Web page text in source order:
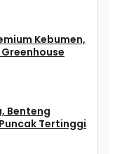
Kebumen,
Benteng
Tertinggi